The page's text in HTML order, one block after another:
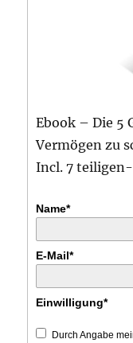
Ebook – Die 5
Vermögen zu
Incl. 7
Name*
E-Mail*
Einwilligung*
Durch Angabe